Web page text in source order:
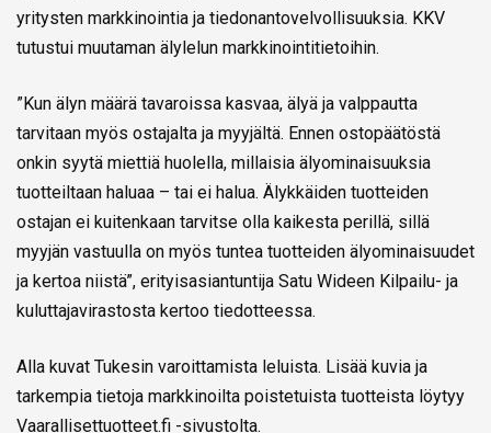
yritysten markkinointia ja tiedonantovelvollisuuksia. KKV
tutustui muutaman älylelun markkinointitietoihin.
”Kun älyn määrä tavaroissa kasvaa, älyä ja valppautta
tarvitaan myös ostajalta ja myyjältä. Ennen ostopäätöstä
onkin syytä miettiä huolella, millaisia älyominaisuuksia
tuotteiltaan haluaa – tai ei halua. Älykkäiden tuotteiden
ostajan ei kuitenkaan tarvitse olla kaikesta perillä, sillä
myyjän vastuulla on myös tuntea tuotteiden älyominaisuudet
ja kertoa niistä”, erityisasiantuntija Satu Wideen Kilpailu- ja
kuluttajavirastosta kertoo tiedotteessa.
Alla kuvat Tukesin varoittamista leluista. Lisää kuvia ja
tarkempia tietoja markkinoilta poistetuista tuotteista löytyy
Vaarallisettuotteet.fi -sivustolta.